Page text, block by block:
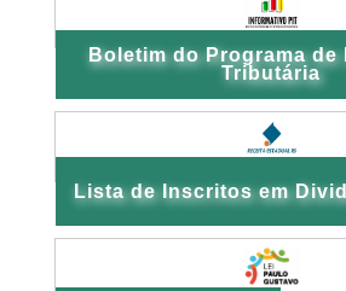
Boletim do Programa de
Tributária
Lista de Inscritos em